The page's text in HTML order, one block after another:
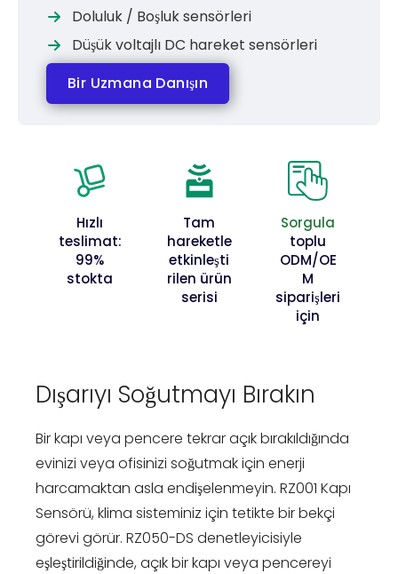
Doluluk / Boşluk sensörleri
Düşük voltajlı DC hareket sensörleri
Bir Uzmana Danışın
Hızlı
teslimat:
99%
stokta
Tam
hareketle
etkinleşti
rilen ürün
serisi
Sorgula
toplu
ODM/OE
M
siparişleri
için
Dışarıyı Soğutmayı Bırakın
Bir kapı veya pencere tekrar açık bırakıldığında
evinizi veya ofisinizi soğutmak için enerji
harcamaktan asla endişelenmeyin. RZ001 Kapı
Sensörü, klima sisteminiz için tetikte bir bekçi
görevi görür. RZ050-DS denetleyicisiyle
eşleştirildiğinde, açık bir kapı veya pencereyi